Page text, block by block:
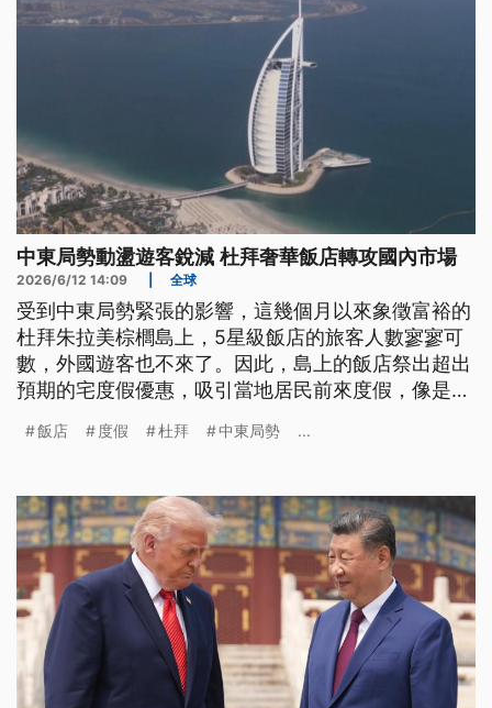
中東局勢動盪遊客銳減 杜拜奢華飯店轉攻國內市場
2026/6/12 14:09 全球
受到中東局勢緊張的影響，這幾個月以來象徵富裕的
杜拜朱拉美棕櫚島上，5星級飯店的旅客人數寥寥可
數，外國遊客也不來了。因此，島上的飯店祭出超出
預期的宅度假優惠，吸引當地居民前來度假，像是一
全家入住，但業者指出，以往的國際旅客，最長可能
晚，飯店的營運只能維持在不減薪、不裁員的狀況。
飯店 度假 杜拜 中東局勢 ...